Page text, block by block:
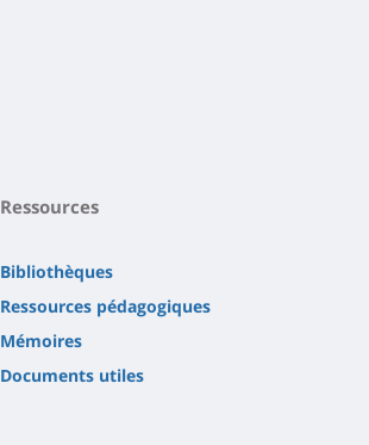
Ressources
Bibliothèques
Ressources pédagogiques
Mémoires
Documents utiles